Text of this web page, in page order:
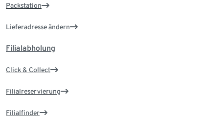
Packstation
Lieferadresse ändern
Filialabholung
Click & Collect
Filialreservierung
Filialfinder